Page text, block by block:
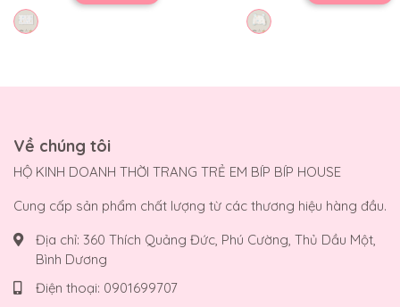
Về chúng tôi
HỘ KINH DOANH THỜI TRANG TRẺ EM BÍP BÍP HOUSE
Cung cấp sản phẩm chất lượng từ các thương hiệu hàng đầu.
Địa chỉ: 360 Thích Quảng Đức, Phú Cường, Thủ Dầu Một,
Bình Dương
Điện thoại: 0901699707